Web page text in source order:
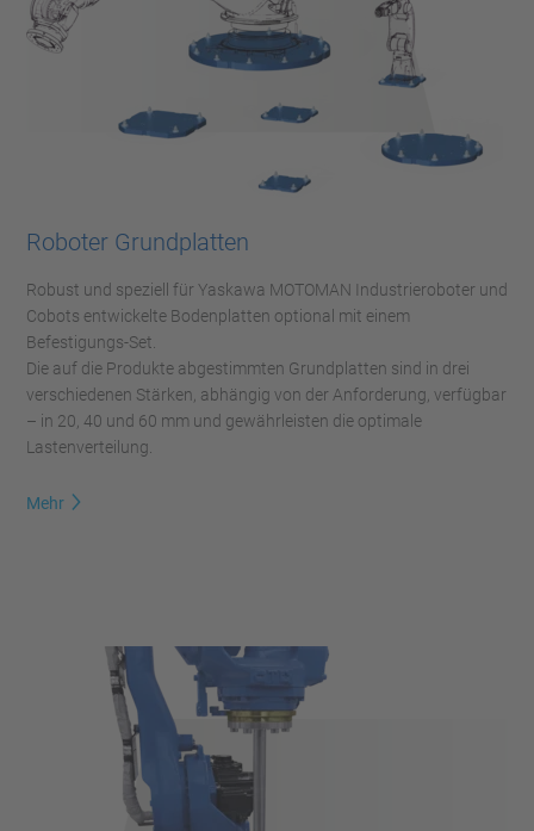
Roboter Grundplatten
Robust und speziell für Yaskawa MOTOMAN Industrieroboter und
Cobots entwickelte Bodenplatten optional mit einem
Befestigungs-Set.
Die auf die Produkte abgestimmten Grundplatten sind in drei
verschiedenen Stärken, abhängig von der Anforderung, verfügbar
– in 20, 40 und 60 mm und gewährleisten die optimale
Lastenverteilung.
Mehr